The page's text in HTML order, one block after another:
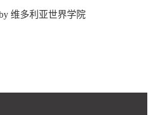
维多利亚世界学院